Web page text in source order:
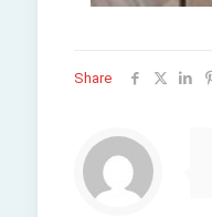
Share